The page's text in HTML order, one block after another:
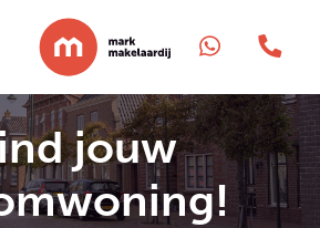
jouw